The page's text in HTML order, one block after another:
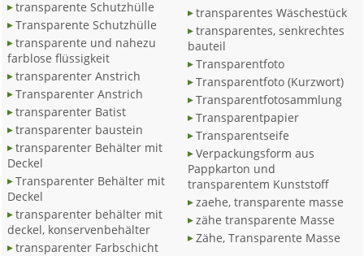
transparente Schutzhülle
Transparente Schutzhülle
transparente und nahezu
farblose flüssigkeit
transparenter Anstrich
Transparenter Anstrich
transparenter Batist
transparenter baustein
transparenter Behälter mit
Deckel
Transparenter Behälter mit
Deckel
transparenter behälter mit
deckel, konservenbehälter
transparenter Farbschicht
transparentes Wäschestück
transparentes, senkrechtes
bauteil
Transparentfoto
Transparentfoto (Kurzwort)
Transparentfotosammlung
Transparentpapier
Transparentseife
Verpackungsform aus
Pappkarton und
transparentem Kunststoff
zaehe, transparente masse
zähe transparente Masse
Zähe, Transparente Masse